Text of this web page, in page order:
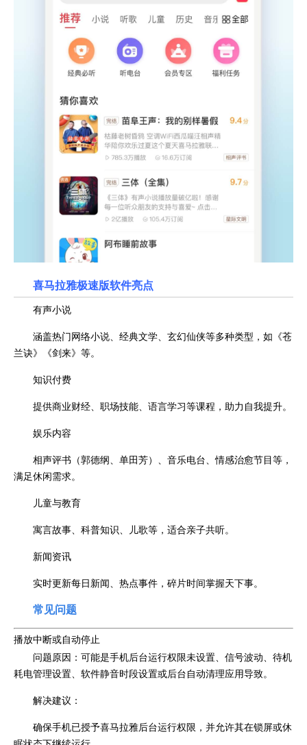
喜马拉雅极速版软件亮点
有声小说
涵盖热门网络小说、经典文学、玄幻仙侠等多种类型，如《苍
兰诀》《剑来》等。
知识付费
提供商业财经、职场技能、语言学习等课程，助力自我提升。
娱乐内容
相声评书（郭德纲、单田芳）、音乐电台、情感治愈节目等，
满足休闲需求。
儿童与教育
寓言故事、科普知识、儿歌等，适合亲子共听。
新闻资讯
实时更新每日新闻、热点事件，碎片时间掌握天下事。
常见问题
播放中断或自动停止
问题原因：可能是手机后台运行权限未设置、信号波动、待机
耗电管理设置、软件静音时段设置或后台自动清理应用导致。
解决建议：
确保手机已授予喜马拉雅后台运行权限，并允许其在锁屏或休